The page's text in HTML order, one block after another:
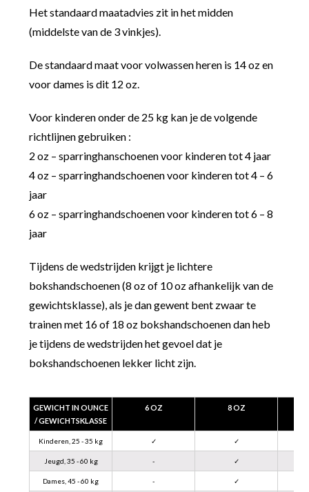
Het standaard maatadvies zit in het midden
(middelste van de 3 vinkjes).
De standaard maat voor volwassen heren is 14 oz en
voor dames is dit 12 oz.
Voor kinderen onder de 25 kg kan je de volgende
richtlijnen gebruiken :
2 oz – sparringhanschoenen voor kinderen tot 4 jaar
4 oz – sparringhandschoenen voor kinderen tot 4 – 6
jaar
6 oz – sparringhandschoenen voor kinderen tot 6 – 8
jaar
Tijdens de wedstrijden krijgt je lichtere
bokshandschoenen (8 oz of 10 oz afhankelijk van de
gewichtsklasse), als je dan gewent bent zwaar te
trainen met 16 of 18 oz bokshandschoenen dan heb
je tijdens de wedstrijden het gevoel dat je
bokshandschoenen lekker licht zijn.
GEWICHT IN OUNCE
/ GEWICHTSKLASSE
6 OZ 8 OZ
Kinderen, 25 - 35 kg ✓ ✓
Jeugd, 35 - 60 kg - ✓
Dames, 45 - 60 kg - ✓